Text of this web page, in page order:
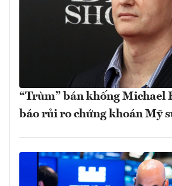
“Trùm” bán khống Michael
báo rủi ro chứng khoán Mỹ